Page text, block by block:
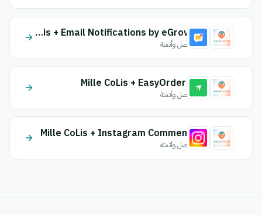
Mille CoLis + Email Notifications by eGrow
اتصل وأتمتة
Mille CoLis + EasyOrders
اتصل وأتمتة
Mille CoLis + Instagram Comment
اتصل وأتمتة